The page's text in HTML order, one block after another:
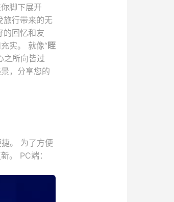
脚下展开
旅行带来的无
的回忆和友
实。 就像“眰
之所向皆过
，分享您的
。 为了方便
。 PC端：